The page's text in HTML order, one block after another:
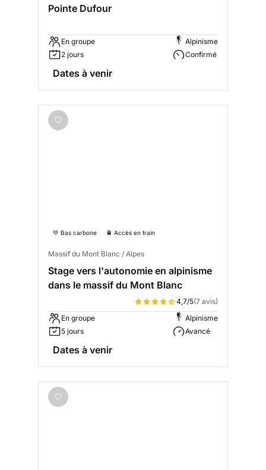
Pointe Dufour
En groupe
2 jours
Alpinisme
Confirmé
Dates à venir
💚 Bas carbone 🚆 Accès en train
Massif du Mont Blanc / Alpes
Stage vers l'autonomie en alpinisme
dans le massif du Mont Blanc
4,7/5(7 avis)
En groupe
5 jours
Alpinisme
Avancé
Dates à venir